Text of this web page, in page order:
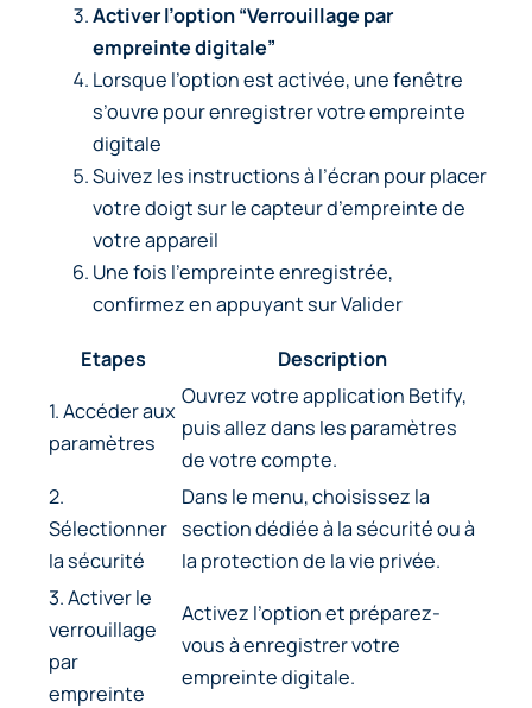
Activer l’option “Verrouillage par
empreinte digitale”
Lorsque l’option est activée, une fenêtre
s’ouvre pour enregistrer votre empreinte
digitale
Suivez les instructions à l’écran pour placer
votre doigt sur le capteur d’empreinte de
votre appareil
Une fois l’empreinte enregistrée,
confirmez en appuyant surValider
Etapes
Description
1. Accéder aux
paramètres
Ouvrez votre application Betify,
puis allez dans les paramètres
de votre compte.
2.
Sélectionner
la sécurité
Dans le menu, choisissez la
section dédiée à la sécurité ou à
la protection de la vie privée.
3. Activer le
verrouillage
par
empreinte
Activez l’option et préparez-
vous à enregistrer votre
empreinte digitale.